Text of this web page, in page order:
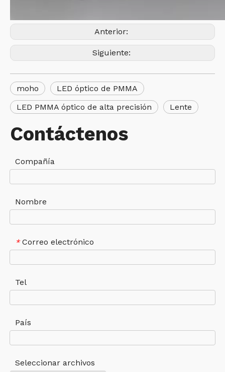
Anterior:
Siguiente:
moho
LED óptico de PMMA
LED PMMA óptico de alta precisión
Lente
Contáctenos
Compañía
Nombre
* Correo electrónico
Tel
País
Seleccionar archivos